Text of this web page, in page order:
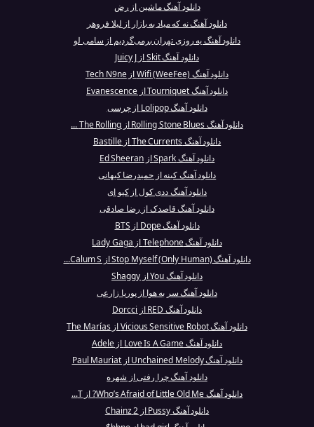
دانلود آهنگ ماشین از رض
دانلود آهنگ نه که میاد به بازار از لیلا فروهر
دانلود آهنگ یه روزی تهران برمی‌گردیم از سامی لو
دانلود آهنگ Skit از Juicy J
دانلود آهنگ Wifi (WeeFee) از Tech N9ne
دانلود آهنگ Tourniquet از Evanescence
دانلود آهنگ Lolipop از چرسی
دانلود آهنگ Rolling Stone Blues از The Rolling ...
دانلود آهنگ The Currents از Bastille
دانلود آهنگ Spark از Ed Sheeran
دانلود آهنگ کینه از حمیدرضا کیهانی
دانلود آهنگ ددی کول از کیو ای
دانلود آهنگ قاصدک از رضا صادقی
دانلود آهنگ Dope از BTS
دانلود آهنگ Telephone از Lady Gaga
دانلود آهنگ Stop Myself (Only Human) از Calum S...
دانلود آهنگ You از Shaggy
دانلود آهنگ سر به هوا از پوریا زارعی
دانلود آهنگ RED از Dorcci
دانلود آهنگ Vicious Sensitive Robot از The Marías
دانلود آهنگ Love Is A Game از Adele
دانلود آهنگ Unchained Melody از Paul Mauriat
دانلود آهنگ چرا رفتی از شهره
دانلود آهنگ Who’s Afraid of Little Old Me? از T...
دانلود آهنگ Pussy از 2 Chainz